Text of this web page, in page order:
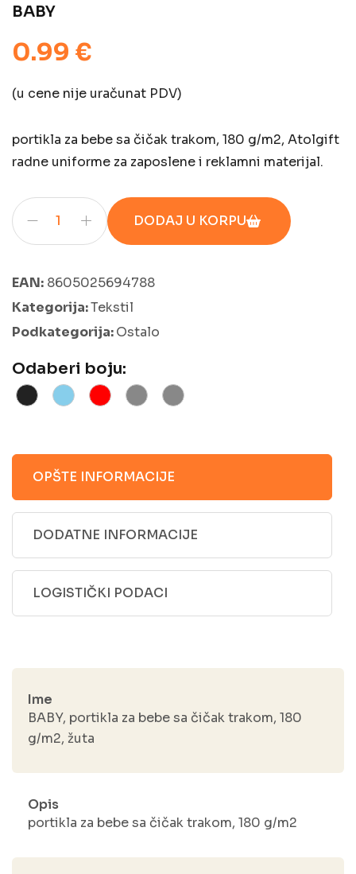
BABY
0.99 €
(u cene nije uračunat PDV)
portikla za bebe sa čičak trakom, 180 g/m2, Atolgift
radne uniforme za zaposlene i reklamni materijal.
DODAJ U KORPU
EAN: 8605025694788
Kategorija:Tekstil
Podkategorija:Ostalo
Odaberi boju:
OPŠTE INFORMACIJE
DODATNE INFORMACIJE
LOGISTIČKI PODACI
Ime
BABY, portikla za bebe sa čičak trakom, 180
g/m2, žuta
Opis
portikla za bebe sa čičak trakom, 180 g/m2